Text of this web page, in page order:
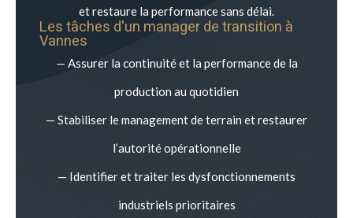
et restaure la performance sans délai.
Les tâches d'un manager de transition à
Vannes
— Assurer la continuité et la performance de la
production au quotidien
— Stabiliser le management de terrain et restaurer
l’autorité opérationnelle
— Identifier et traiter les dysfonctionnements
industriels prioritaires